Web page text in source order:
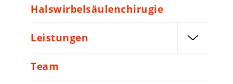
Halswirbelsäulenchirugie
Leistungen
Team